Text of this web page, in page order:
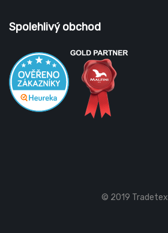
Spolehlivý obchod
© 2019 Tradetex